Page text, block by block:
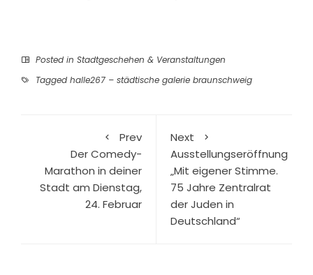
Posted in Stadtgeschehen & Veranstaltungen
Tagged halle267 – städtische galerie braunschweig
Prev
Der Comedy-
Marathon in deiner
Stadt am Dienstag,
24. Februar
Next
Ausstellungseröffnung
„Mit eigener Stimme.
75 Jahre Zentralrat
der Juden in
Deutschland“